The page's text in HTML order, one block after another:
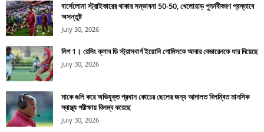
বার্সেলোনা স্ট্রাইকারের থাকার সম্ভাবনা 50-50, খেলোয়াড় পুনর্নবীকরণ প্রস্তাবে
অসন্তুষ্ট
July 30, 2026
লিগ 1। রেসিং ক্লাব ডি স্ট্রাসবার্গ ইয়োনি গোমিসকে আবার বেভারেনকে ধার দিয়েছে
July 30, 2026
মাকে গুলি করে অভিযুক্ত প্রধান কোচের ছেলের জন্য আদালত বিলম্বিত মানসিক
স্বাস্থ্য পরীক্ষায় বিলম্ব করেছে
July 30, 2026